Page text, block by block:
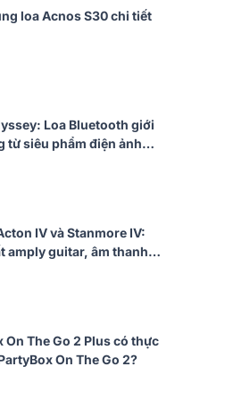
loa Acnos S30 chi tiết
Loa Bluetooth giới
từ siêu phẩm điện ảnh
IV và Stanmore IV:
amply guitar, âm thanh
On The Go 2 Plus có thực
On The Go 2?